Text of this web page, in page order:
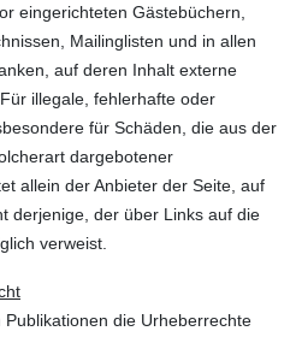
eingerichteten Gästebüchern,
Mailinglisten und in allen
auf deren Inhalt externe
illegale, fehlerhafte oder
für Schäden, die aus der
dargebotener
allein der Anbieter der Seite, auf
derjenige, der über Links auf die
verweist.
die Urheberrechte